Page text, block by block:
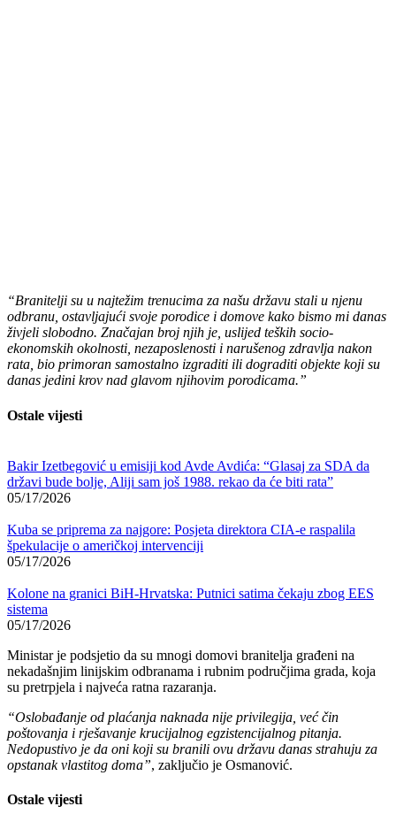
“Branitelji su u najtežim trenucima za našu državu stali u njenu
odbranu, ostavljajući svoje porodice i domove kako bismo mi danas
živjeli slobodno. Značajan broj njih je, uslijed teških socio-
ekonomskih okolnosti, nezaposlenosti i narušenog zdravlja nakon
rata, bio primoran samostalno izgraditi ili dograditi objekte koji su
danas jedini krov nad glavom njihovim porodicama.”
Ostale vijesti
Bakir Izetbegović u emisiji kod Avde Avdića: “Glasaj za SDA da
državi bude bolje, Aliji sam još 1988. rekao da će biti rata”
05/17/2026
Kuba se priprema za najgore: Posjeta direktora CIA-e raspalila
špekulacije o američkoj intervenciji
05/17/2026
Kolone na granici BiH-Hrvatska: Putnici satima čekaju zbog EES
sistema
05/17/2026
Ministar je podsjetio da su mnogi domovi branitelja građeni na
nekadašnjim linijskim odbranama i rubnim područjima grada, koja
su pretrpjela i najveća ratna razaranja.
“Oslobađanje od plaćanja naknada nije privilegija, već čin
poštovanja i rješavanje krucijalnog egzistencijalnog pitanja.
Nedopustivo je da oni koji su branili ovu državu danas strahuju za
opstanak vlastitog doma”, zaključio je Osmanović.
Ostale vijesti